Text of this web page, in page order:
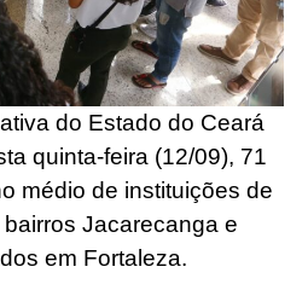
do Estado do Ceará
quinta-feira (12/09), 71
médio de instituições de
Jacarecanga e
em Fortaleza.